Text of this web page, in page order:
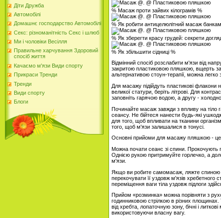
Діти Дружба
Автомобілі
Домашнє господарство Автомобілі
Секс: різноманітність Секс і шлюб
Ми і чоловіки Весілля
Правильне харчування Здоровий
спосіб життя
Качаємо м'язи Види спорту
Прикраси Тренди
Тренди
Види спорту
Блоги
% Масаж проти зайвих кілограмів %
% Як робити антицелюлітний масаж
% Як зберегти красу грудей: секрети
% Як збільшити сідниці %
Відмінний спосіб розслабити м'язи від
закритою пластиковою пляшкою, вщерть
альтернативою стоун-терапії, можна
Для масажу підійдуть пластикові
великої статури, беріть літрові. Для
заповніть гарячою водою, а другу -
Починайте масаж завжди з впливу на тіло
сеансу. Не бійтеся нанести будь-які
для того, щоб впливати на тканини
того, щоб м'язи залишалися в тонусі.
Основні прийоми для масажу пляшкою - це
Можна почати сеанс зі спини. Прокочують
Однією рукою притримуйте горлечко, а
м'язи.
Якщо ви робите самомасаж, ляжте
перекочувати її уздовж м'язів хребетного
переміщення ваги тіла уздовж підлоги
Прийом «розминка» можна порівняти з
годинниковою стрілкою в різних
від хребта, лопаточную зону, бічні і
використовуючи власну вагу.